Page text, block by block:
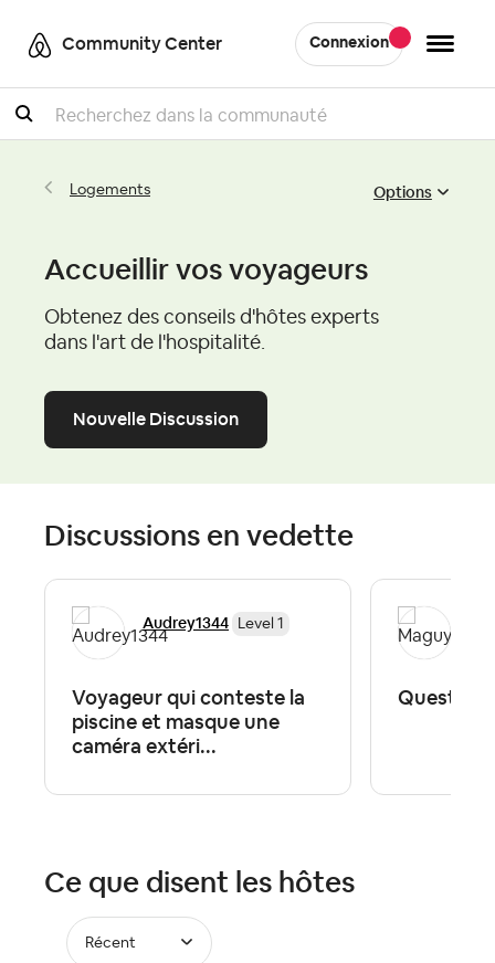
Community Center Connexion
Recherche
Logements Options
Accueillir vos voyageurs
Obtenez des conseils d'hôtes experts
dans l'art de l'hospitalité.
Nouvelle Discussion
Discussions en vedette
Audrey1344 Level 1
Voyageur qui conteste la
piscine et masque une
caméra extéri...
Question
Ce que disent les hôtes
Récent